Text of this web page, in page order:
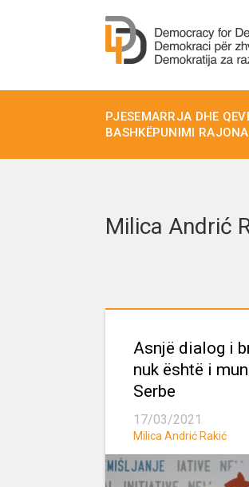
PJESEMARRJA DHE
BASHKËPUNIMI
Milica Andrić
Asnjë dialog i
nuk është i
Serbe
17/03/2021
Milica Andrić Rakić